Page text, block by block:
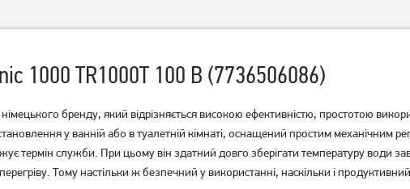
(O)
Бойлер Midea PRIME
компакт D10-20VI (U)
Бойлер Midea PRIME
плаский D50-20ED6 (D)
1000 TR1000T 100 B (7736506086)
бренду, який відрізняється високою ефективністю, простотою
у ванній або в туалетній кімнаті, оснащений простим механічним
термін служби. При цьому він здатний довго зберігати температуру води
Тому настільки ж безпечний у використанні, наскільки і